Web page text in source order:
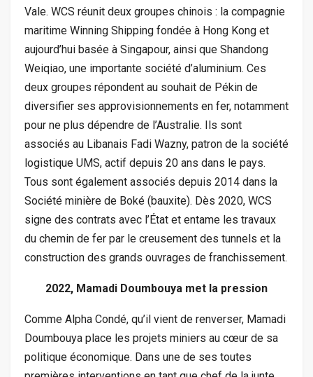
Vale. WCS réunit deux groupes chinois : la compagnie
maritime Winning Shipping fondée à Hong Kong et
aujourd’hui basée à Singapour, ainsi que Shandong
Weiqiao, une importante société d’aluminium. Ces
deux groupes répondent au souhait de Pékin de
diversifier ses approvisionnements en fer, notamment
pour ne plus dépendre de l’Australie. Ils sont
associés au Libanais Fadi Wazny, patron de la société
logistique UMS, actif depuis 20 ans dans le pays.
Tous sont également associés depuis 2014 dans la
Société minière de Boké (bauxite). Dès 2020, WCS
signe des contrats avec l’État et entame les travaux
du chemin de fer par le creusement des tunnels et la
construction des grands ouvrages de franchissement.
2022, Mamadi Doumbouya met la pression
Comme Alpha Condé, qu’il vient de renverser, Mamadi
Doumbouya place les projets miniers au cœur de sa
politique économique. Dans une de ses toutes